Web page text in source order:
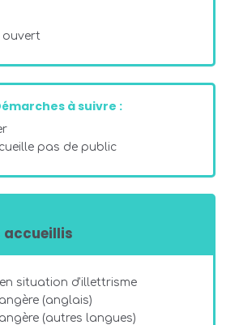
ouvert
à suivre :
pas de public
accueillis
situation d'illettrisme
(anglais)
(autres langues)